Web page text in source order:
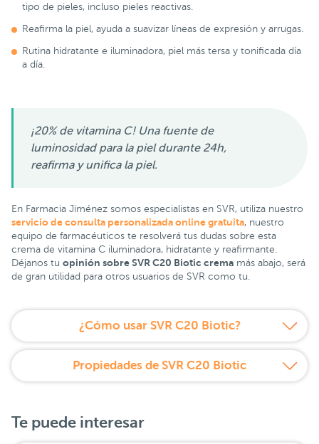
tipo de pieles, incluso pieles reactivas.
Reafirma la piel, ayuda a suavizar líneas de expresión y arrugas.
Rutina hidratante e iluminadora, piel más tersa y tonificada día
a día.
¡20% de vitamina C! Una fuente de
luminosidad para la piel durante 24h,
reafirma y unifica la piel.
En Farmacia Jiménez somos especialistas en SVR, utiliza nuestro
servicio de consulta personalizada online gratuita, nuestro
equipo de farmacéuticos te resolverá tus dudas sobre esta
crema de vitamina C iluminadora, hidratante y reafirmante.
Déjanos tu opinión sobre SVR C20 Biotic crema más abajo, será
de gran utilidad para otros usuarios de SVR como tu.
¿Cómo usar SVR C20 Biotic?
Propiedades de SVR C20 Biotic
Te puede interesar